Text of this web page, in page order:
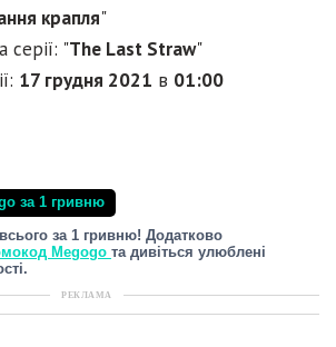
крапля"
серії: "The Last Straw"
17 грудня 2021 в 01:00
за 1 гривню
за 1 гривню! Додатково
Megogo та дивіться улюблені
РЕКЛАМА